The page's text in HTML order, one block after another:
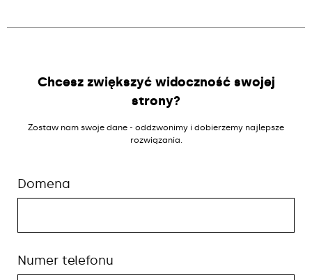
Chcesz zwiększyć widoczność swojej
strony?
Zostaw nam swoje dane - oddzwonimy i dobierzemy najlepsze
rozwiązania.
Domena
Numer telefonu